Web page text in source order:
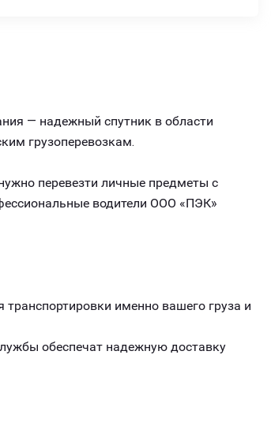
— надежный спутник в области
грузоперевозкам.
перевезти личные предметы с
водители ООО «ПЭК»
именно вашего груза и
обеспечат надежную доставку